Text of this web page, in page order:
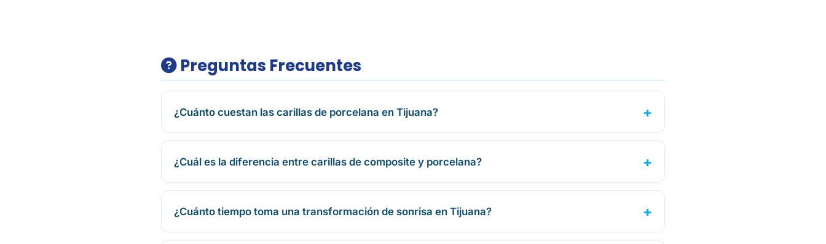
Preguntas Frecuentes
¿Cuánto cuestan las carillas de porcelana en Tijuana?
¿Cuál es la diferencia entre carillas de composite y porcelana?
¿Cuánto tiempo toma una transformación de sonrisa en Tijuana?